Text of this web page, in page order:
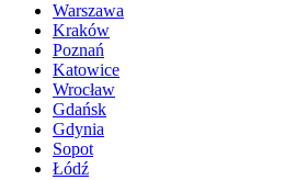
Warszawa
Kraków
Poznań
Katowice
Wrocław
Gdańsk
Gdynia
Sopot
Łódź